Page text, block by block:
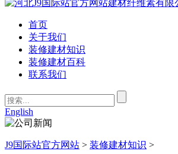
首页
关于我们
装修建材知识
装修建材百科
联系我们
English
J9国际站官方网站 > 装修建材知识 >